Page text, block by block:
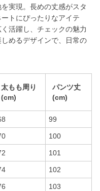
実現。長めの丈感がスタ
トにぴったりなアイテ
活躍し、チェックの魅力
めるデザインで、日常の
太もも周り
(cm)
パンツ丈
(cm)
99
100
101
102
103